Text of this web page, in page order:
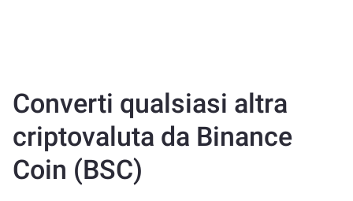
Converti qualsiasi altra
criptovaluta da Binance
Coin (BSC)